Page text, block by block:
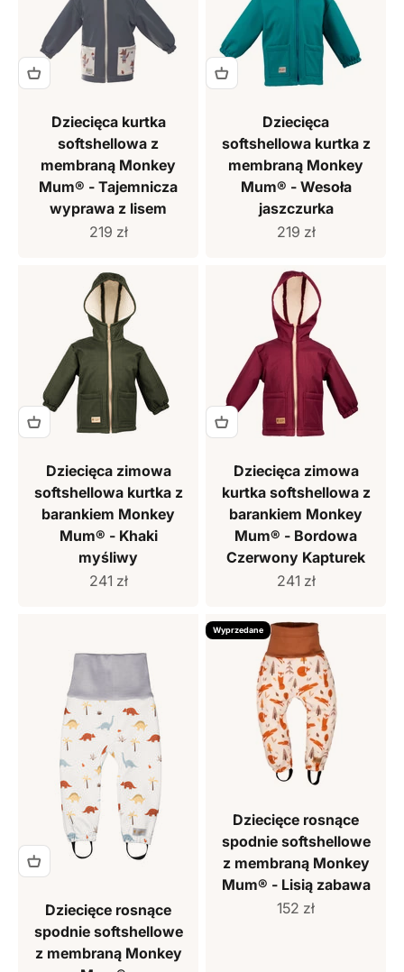
Dziecięca kurtka
softshellowa z
membraną Monkey
Mum® - Tajemnicza
wyprawa z lisem
Cena sprzedaży
219 zł
Dziecięca
softshellowa kurtka z
membraną Monkey
Mum® - Wesoła
jaszczurka
Cena sprzedaży
219 zł
Dziecięca zimowa
softshellowa kurtka z
barankiem Monkey
Mum® - Khaki
myśliwy
Cena sprzedaży
241 zł
Dziecięca zimowa
kurtka softshellowa z
barankiem Monkey
Mum® - Bordowa
Czerwony Kapturek
Cena sprzedaży
241 zł
Dziecięce rosnące
spodnie softshellowe
z membraną Monkey
Wyprzedane
Dziecięce rosnące
spodnie softshellowe
z membraną Monkey
Mum® - Lisią zabawa
Cena sprzedaży
152 zł